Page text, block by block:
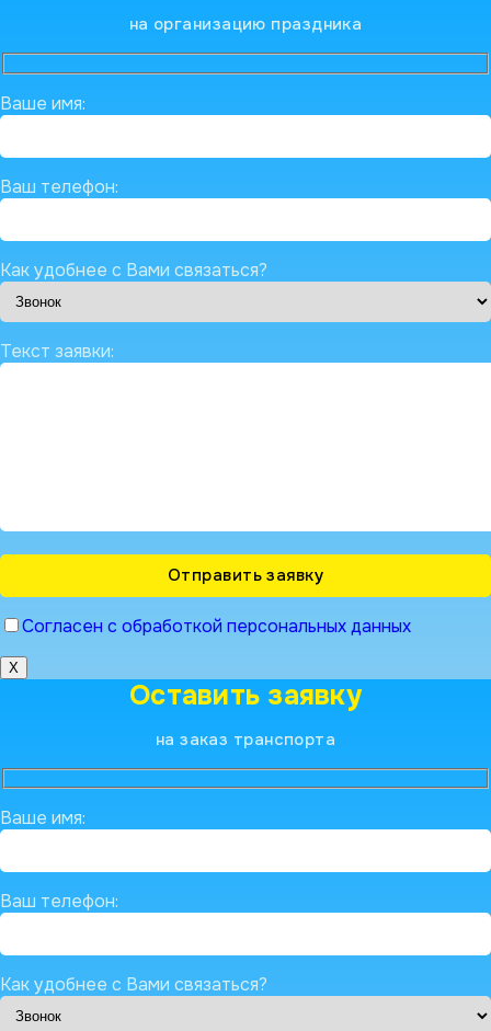
на организацию праздника
Ваше имя:
Ваш телефон:
Как удобнее с Вами связаться?
Текст заявки:
Согласен с обработкой персональных данных
X
Оставить заявку
на заказ транспорта
Ваше имя:
Ваш телефон:
Как удобнее с Вами связаться?